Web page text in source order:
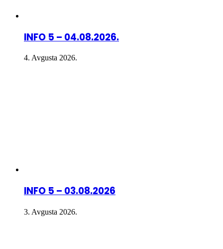
INFO 5 – 04.08.2026.
4. Avgusta 2026.
INFO 5 – 03.08.2026
3. Avgusta 2026.